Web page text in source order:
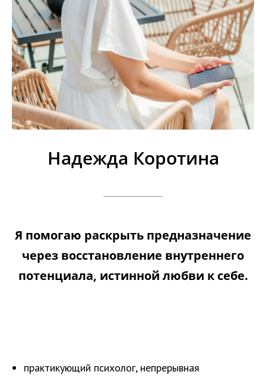
Надежда Коротина
Я помогаю раскрыть предназначение
через восстановление внутреннего
потенциала, истинной любви к себе.
практикующий психолог, непрерывная